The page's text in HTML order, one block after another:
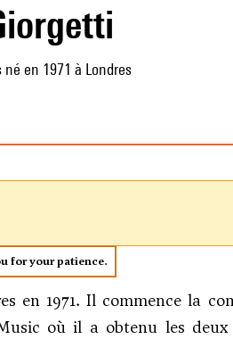
en 1971 à Londres
for your patience.
en 1971. Il commence la
où il a obtenu les